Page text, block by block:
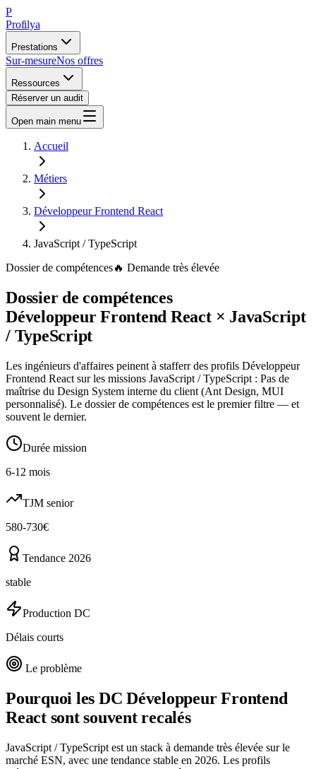
P
Profilya
Prestations
Sur-mesureNos offres
Ressources
Réserver un audit
Open main menu
Accueil
Métiers
Développeur Frontend React
JavaScript / TypeScript
Dossier de compétences🔥 Demande très élevée
Dossier de compétences
Développeur Frontend React× JavaScript
/ TypeScript
Les ingénieurs d'affaires peinent à stafferr des profils Développeur
Frontend React sur les missions JavaScript / TypeScript : Pas de
maîtrise du Design System interne du client (Ant Design, MUI
personnalisé). Le dossier de compétences est le premier filtre — et
souvent le dernier.
Durée mission
6-12 mois
TJM senior
580-730€
Tendance 2026
stable
Production DC
Délais courts
Le problème
Pourquoi les DCDéveloppeur Frontend
Reactsont souvent recalés
JavaScript / TypeScript est un stack à demande très élevée sur le
marché ESN, avec une tendance stable en 2026. Les profils